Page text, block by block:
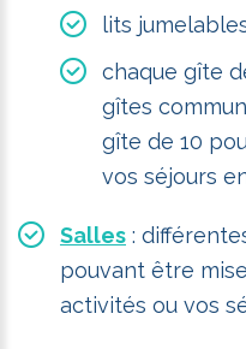
lits
chaque gîte
gîtes
gîte de 10
vos séjours
Salles :
pouvant être
activités ou vos